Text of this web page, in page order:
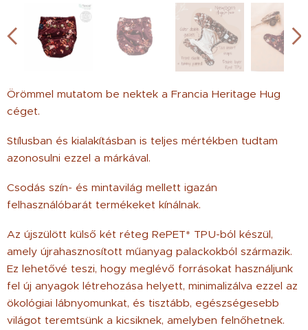
Örömmel mutatom be nektek a Francia Heritage Hug
céget.
Stílusban és kialakításban is teljes mértékben tudtam
azonosulni ezzel a márkával.
Csodás szín- és mintavilág mellett igazán
felhasználóbarát termékeket kínálnak.
Az újszülött külső két réteg RePET* TPU-ból készül,
amely újrahasznosított műanyag palackokból származik.
Ez lehetővé teszi, hogy meglévő forrásokat használjunk
fel új anyagok létrehozása helyett, minimalizálva ezzel az
ökológiai lábnyomunkat, és tisztább, egészségesebb
világot teremtsünk a kicsiknek, amelyben felnőhetnek.